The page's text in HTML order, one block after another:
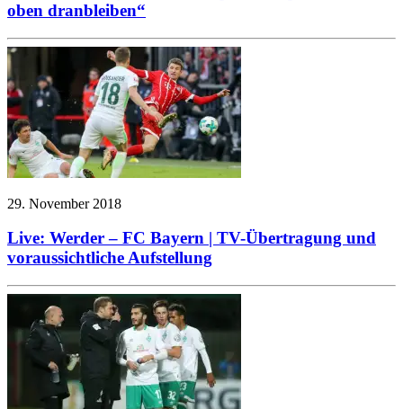
oben dranbleiben“
29. November 2018
Live: Werder – FC Bayern | TV-Übertragung und
voraussichtliche Aufstellung